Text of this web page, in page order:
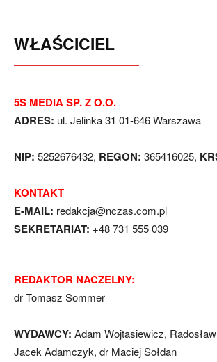
WŁAŚCICIEL
5S MEDIA SP. Z O.O.
ADRES: ul. Jelinka 31 01-646 Warszawa
NIP: 5252676432, REGON: 365416025,
KONTAKT
E-MAIL: redakcja@nczas.com.pl
SEKRETARIAT: +48 731 555 039
REDAKTOR NACZELNY:
dr Tomasz Sommer
WYDAWCY: Adam Wojtasiewicz,
Jacek Adamczyk, dr Maciej Sołdan